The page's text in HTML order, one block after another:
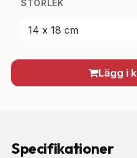
STORLEK
Lägg i
Specifikationer